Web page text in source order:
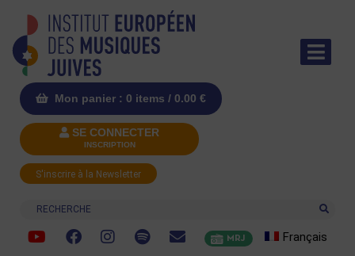
Mon panier : 0 items / 0.00 €
SE CONNECTER
INSCRIPTION
S'inscrire à la Newsletter
Recherche
MRJ Français